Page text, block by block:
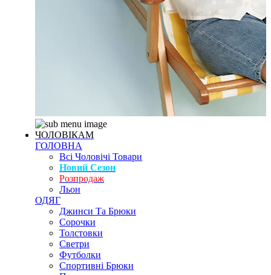
ЧОЛОВІКАМ
ГОЛОВНА
Всі Чоловічі Товари
Новий Сезон
Розпродаж
Льон
ОДЯГ
Джинси Та Брюки
Сорочки
Толстовки
Светри
Футболки
Спортивні Брюки